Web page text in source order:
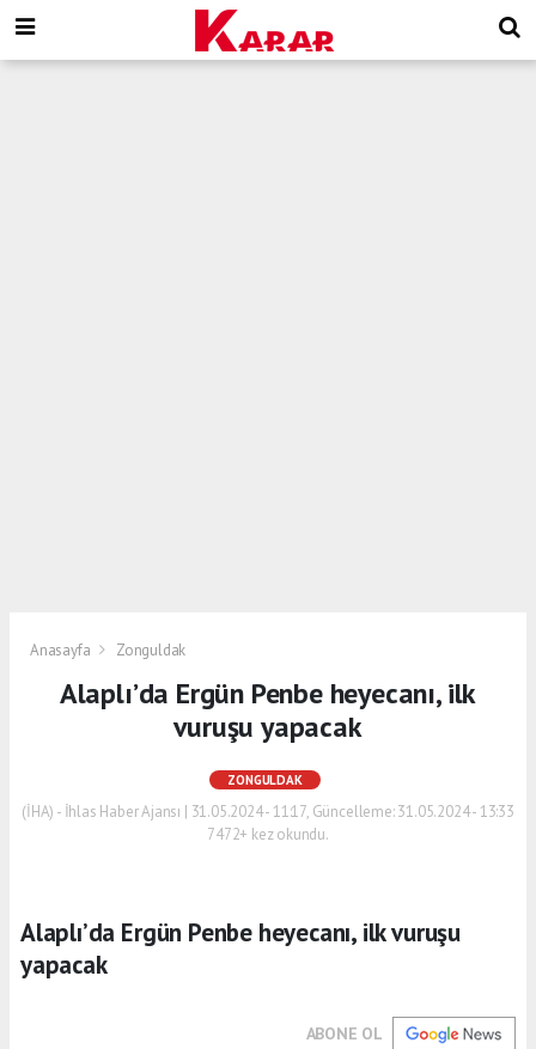
Anasayfa Zonguldak
Alaplı’da Ergün Penbe heyecanı, ilk
vuruşu yapacak
ZONGULDAK
(İHA) - İhlas Haber Ajansı | 31.05.2024 - 11:17, Güncelleme: 31.05.2024 - 13:33
7472+ kez okundu.
Alaplı’da Ergün Penbe heyecanı, ilk vuruşu
yapacak
ABONE OL